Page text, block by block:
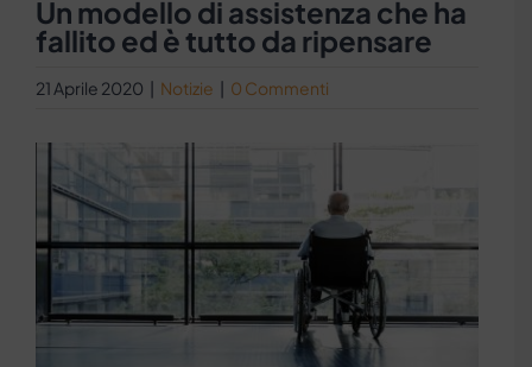
Un modello di assistenza che ha
fallito ed è tutto da ripensare
21 Aprile 2020 | Notizie | 0 Commenti
Ingrandisci
immagine